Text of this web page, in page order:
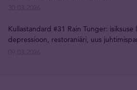
Kullastandard #31 Rain Tunger: isiksuse
depressioon, restoraniäri, uus